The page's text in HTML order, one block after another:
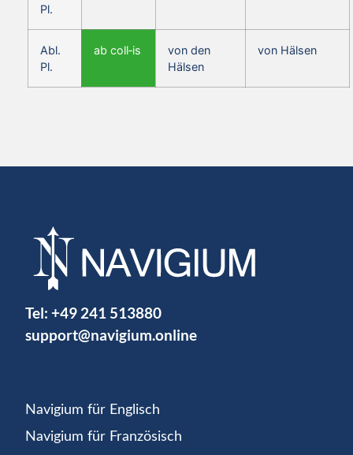
Pl.
Abl.
Pl.
ab coll‑is
von den
Hälsen
von Hälsen
Tel: +49 241 513880
support@navigium.online
Navigium für Englisch
Navigium für Französisch